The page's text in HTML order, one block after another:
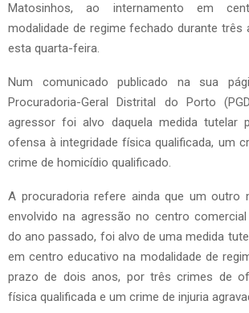
Matosinhos, ao internamento em
modalidade de regime fechado durante três
esta quarta-feira.
Num comunicado publicado na sua
Procuradoria-Geral Distrital do Porto
agressor foi alvo daquela medida tutelar
ofensa à integridade física qualificada, um
crime de homicídio qualificado.
A procuradoria refere ainda que um outro
envolvido na agressão no centro
do ano passado, foi alvo de uma medida
em centro educativo na modalidade de
prazo de dois anos, por três crimes de
física qualificada e um crime de injuria